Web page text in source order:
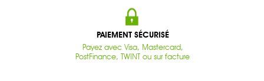
PAIEMENT SÉCURISÉ
Payez avec Visa, Mastercard,
PostFinance, TWINT ou sur facture